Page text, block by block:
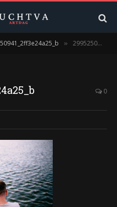
» 2995250941_2ff3e24a25_b
0